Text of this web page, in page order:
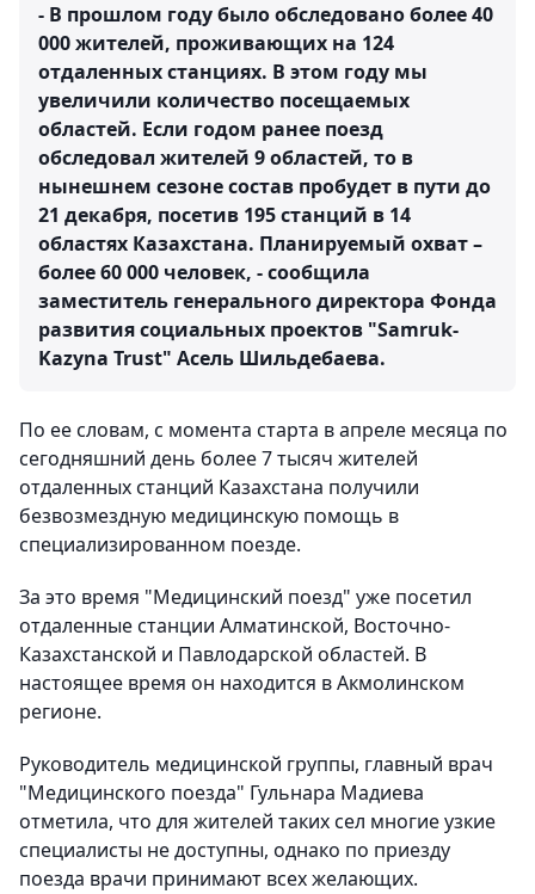
- В прошлом году было обследовано более 40
000 жителей, проживающих на 124
отдаленных станциях. В этом году мы
увеличили количество посещаемых
областей. Если годом ранее поезд
обследовал жителей 9 областей, то в
нынешнем сезоне состав пробудет в пути до
21 декабря, посетив 195 станций в 14
областях Казахстана. Планируемый охват –
более 60 000 человек, - сообщила
заместитель генерального директора Фонда
развития социальных проектов "Samruk-
Kazyna Trust" Асель Шильдебаева.
По ее словам, с момента старта в апреле месяца по
сегодняшний день более 7 тысяч жителей
отдаленных станций Казахстана получили
безвозмездную медицинскую помощь в
специализированном поезде.
За это время "Медицинский поезд" уже посетил
отдаленные станции Алматинской, Восточно-
Казахстанской и Павлодарской областей. В
настоящее время он находится в Акмолинском
регионе.
Руководитель медицинской группы, главный врач
"Медицинского поезда" Гульнара Мадиева
отметила, что для жителей таких сел многие узкие
специалисты не доступны, однако по приезду
поезда врачи принимают всех желающих.